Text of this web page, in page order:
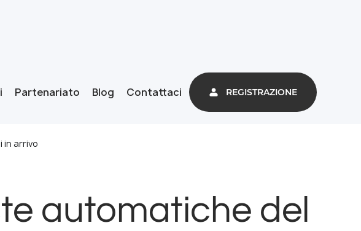
Partenariato Blog Contattaci REGISTRAZIONE
in arrivo
automatiche del